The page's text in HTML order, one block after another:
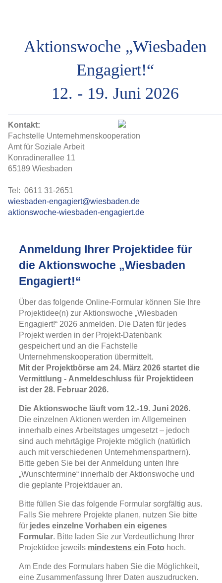
Aktionswoche „Wiesbaden
Engagiert!“
12. - 19. Juni 2026
Kontakt:
Fachstelle Unternehmenskooperation
Amt für Soziale Arbeit
Konradinerallee 11
65189 Wiesbaden
Tel: 0611 31-2651
wiesbaden-engagiert@wiesbaden.de
aktionswoche-wiesbaden-engagiert.de
Anmeldung Ihrer Projektidee für
die Aktionswoche „Wiesbaden
Engagiert!“
Über das folgende Online-Formular können Sie Ihre
Projektidee(n) zur Aktionswoche „Wiesbaden
Engagiert!“ 2026 anmelden. Die Daten für jedes
Projekt werden in der Projekt-Datenbank
gespeichert und an die Fachstelle
Unternehmenskooperation übermittelt.
Mit der Projektbörse am 24. März 2026 startet die
Vermittlung - Anmeldeschluss für Projektideen
ist der 28. Februar 2026.
Die Aktionswoche läuft vom 12.-19. Juni 2026.
Die einzelnen Aktionen werden im Allgemeinen
innerhalb eines Arbeitstages umgesetzt – jedoch
sind auch mehrtägige Projekte möglich (natürlich
auch mit verschiedenen Unternehmenspartnern).
Bitte geben Sie bei der Anmeldung unten Ihre
„Wunschtermine“ innerhalb der Aktionswoche und
die geplante Projektdauer an.
Bitte füllen Sie das folgende Formular sorgfältig aus.
Falls Sie mehrere Projekte planen, nutzen Sie bitte
für jedes einzelne Vorhaben ein eigenes
Formular. Bitte laden Sie zur Verdeutlichung Ihrer
Projektidee jeweils mindestens ein Foto hoch.
Am Ende des Formulars haben Sie die Möglichkeit,
eine Zusammenfassung Ihrer Daten auszudrucken.